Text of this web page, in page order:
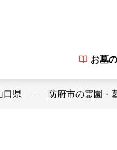
お墓
口県 防府市の霊園・